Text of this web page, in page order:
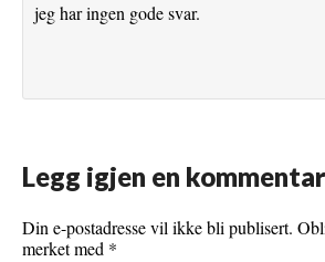
jeg har ingen gode svar.
Legg igjen en kommentar
Din e-postadresse vil ikke bli publisert.
merket med *